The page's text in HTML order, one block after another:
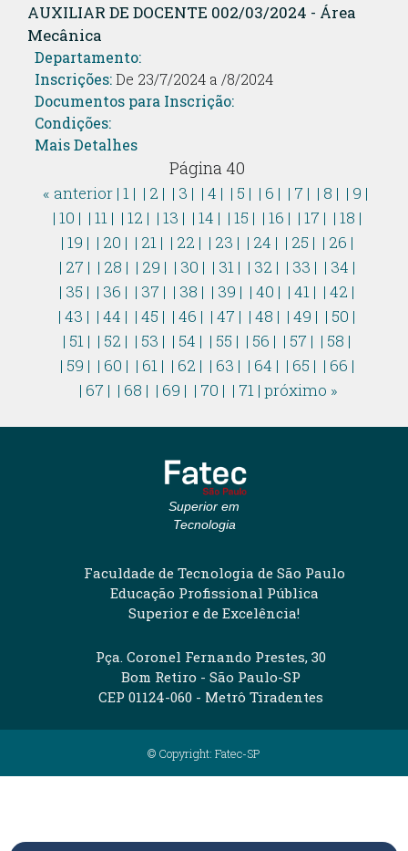
AUXILIAR DE DOCENTE 002/03/2024 - Área
Mecânica
Departamento:
Inscrições:De 23/7/2024 a /8/2024
Documentos para Inscrição:
Condições:
Mais Detalhes
Página 40
« anterior| 1 | | 2 | | 3 | | 4 | | 5 | | 6 | | 7 | | 8 | | 9 |
| 10 | | 11 | | 12 | | 13 | | 14 | | 15 | | 16 | | 17 | | 18 |
| 19 | | 20 | | 21 | | 22 | | 23 | | 24 | | 25 | | 26 |
| 27 | | 28 | | 29 | | 30 | | 31 | | 32 | | 33 | | 34 |
| 35 | | 36 | | 37 | | 38 | | 39 | | 40 | | 41 | | 42 |
| 43 | | 44 | | 45 | | 46 | | 47 | | 48 | | 49 | | 50 |
| 51 | | 52 | | 53 | | 54 | | 55 | | 56 | | 57 | | 58 |
| 59 | | 60 | | 61 | | 62 | | 63 | | 64 | | 65 | | 66 |
| 67 | | 68 | | 69 | | 70 | | 71 |próximo »
Superior em
Tecnologia
Faculdade de Tecnologia de São Paulo
Educação Profissional Pública
Superior e de Excelência!
Pça. Coronel Fernando Prestes, 30
Bom Retiro - São Paulo-SP
CEP 01124-060 - Metrô Tiradentes
© Copyright: Fatec-SP